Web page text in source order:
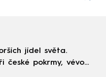
jídel světa.
české pokrmy, vévodí